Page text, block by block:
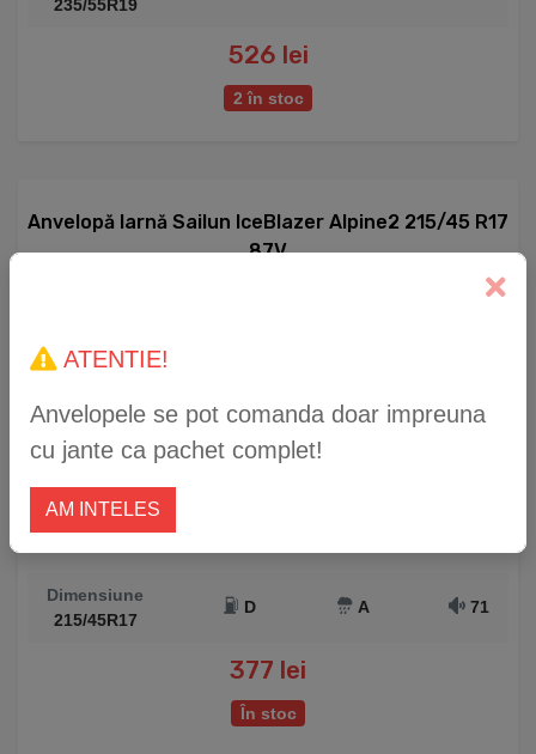
235/55R19
526 lei
2 în stoc
Anvelopă Iarnă Sailun IceBlazer Alpine2 215/45 R17
87V
Dimensiune
215/45R17
D A 71
377 lei
În stoc
ATENTIE!
Anvelopele se pot comanda doar impreuna
cu jante ca pachet complet!
AM INTELES